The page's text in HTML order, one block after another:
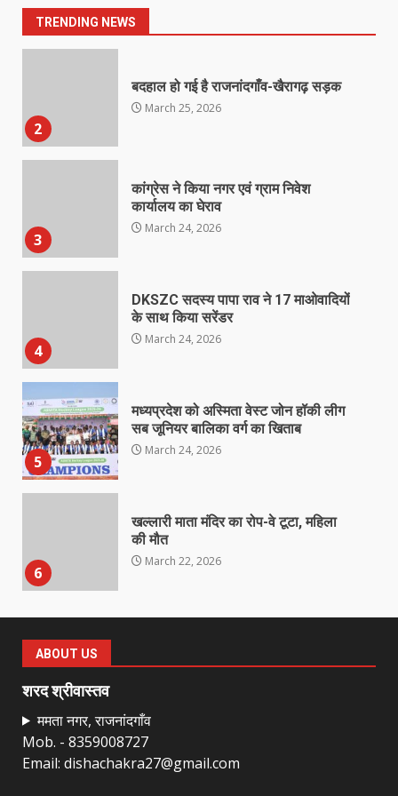
TRENDING NEWS
1
March 25, 2026
2
बदहाल हो गई है राजनांदगाँव-खैरागढ़ सड़क
March 25, 2026
3
कांग्रेस ने किया नगर एवं ग्राम निवेश
कार्यालय का घेराव
March 24, 2026
4
DKSZC सदस्य पापा राव ने 17 माओवादियों
के साथ किया सरेंडर
March 24, 2026
5
मध्यप्रदेश को अस्मिता वेस्ट जोन हॉकी लीग
सब जूनियर बालिका वर्ग का खिताब
March 24, 2026
6
खल्लारी माता मंदिर का रोप-वे टूटा, महिला
की मौत
March 22, 2026
7
March 21, 2026
नाबालिक के प्रसव मामले में फरार आरोपी के
संबंध में इनाम की उद्घोषना
ABOUT US
शरद श्रीवास्तव
ममता नगर, राजनांदगाँव
Mob. - 8359008727
Email: dishachakra27@gmail.com